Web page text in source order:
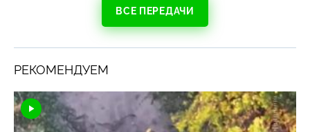
ВСЕ ПЕРЕДАЧИ
РЕКОМЕНДУЕМ